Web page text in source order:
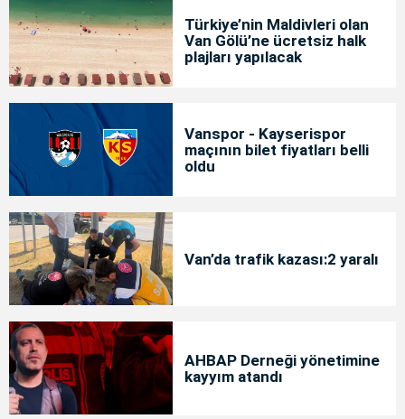
Türkiye’nin Maldivleri olan
Van Gölü’ne ücretsiz halk
plajları yapılacak
Vanspor - Kayserispor
maçının bilet fiyatları belli
oldu
Van’da trafik kazası:2 yaralı
AHBAP Derneği yönetimine
kayyım atandı